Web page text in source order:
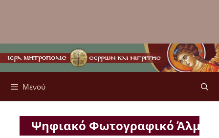
Μενού
Ψηφιακό Φωτογραφικό